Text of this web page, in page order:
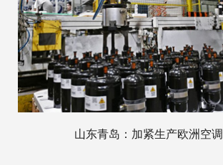
山东青岛：加紧生产欧洲空